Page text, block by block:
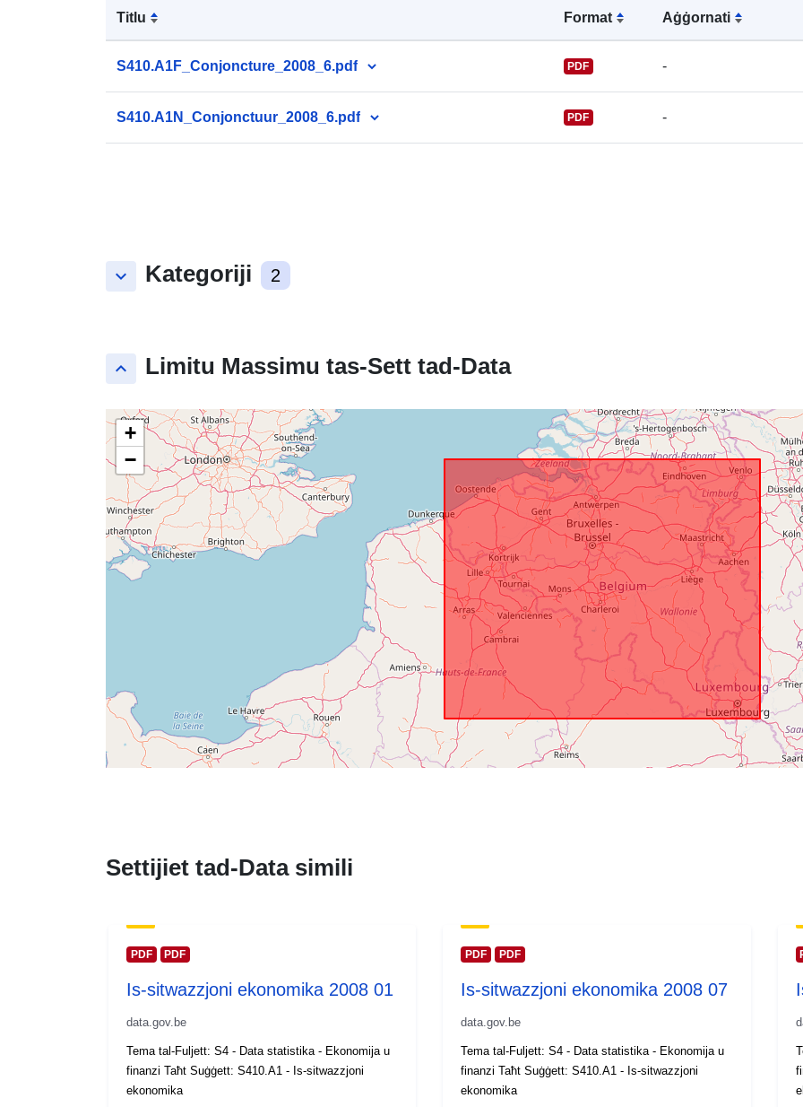
Titlu Format Aġġornati
S410.A1F_Conjoncture_2008_6.pdf PDF -
S410.A1N_Conjonctuur_2008_6.pdf PDF -
keyboard_arrow_down Kategoriji 2
keyboard_arrow_up Limitu Massimu tas-Sett tad-Data
+
−
Identifikaturi:
uriRef:
Drittijiet ta'
Aċċess:
Kopertura
temporali:
Settijiet tad-Data simili
PDF PDF
Is-sitwazzjoni ekonomika 2008 01
data.gov.be
Tema tal-Fuljett: S4 - Data statistika - Ekonomija u
finanzi Taħt Suġġett: S410.A1 - Is-sitwazzjoni
ekonomika
PDF PDF
Is-sitwazzjoni ekonomika 2008 07
data.gov.be
Tema tal-Fuljett: S4 - Data statistika - Ekonomija u
finanzi Taħt Suġġett: S410.A1 - Is-sitwazzjoni
ekonomika